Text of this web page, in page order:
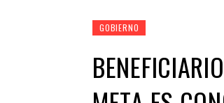
GOBIERNO